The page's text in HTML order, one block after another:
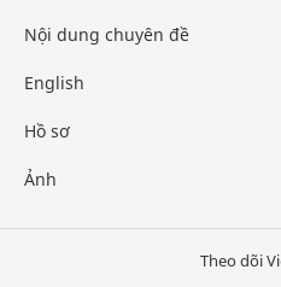
Nội dung chuyên đề
English
Hồ sơ
Ảnh
Theo dõi